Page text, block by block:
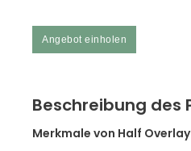
Angebot einholen
Beschreibung des
Merkmale von Half